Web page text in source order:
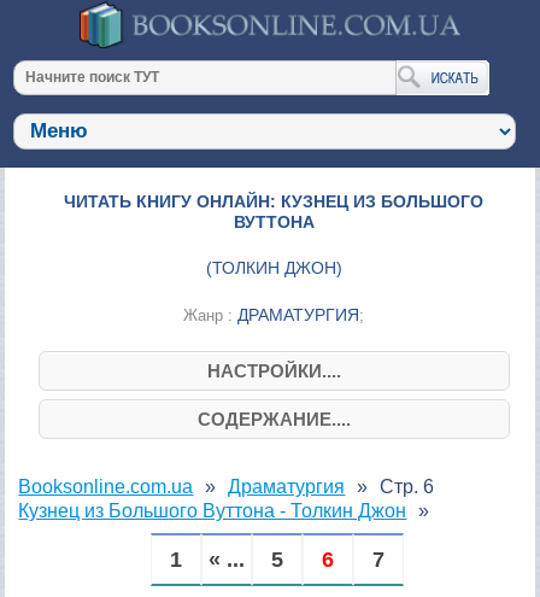
ЧИТАТЬ КНИГУ ОНЛАЙН: КУЗНЕЦ ИЗ БОЛЬШОГО
ВУТТОНА
(ТОЛКИН ДЖОН)
Жанр : ДРАМАТУРГИЯ;
НАСТРОЙКИ....
СОДЕРЖАНИЕ....
Booksonline.com.ua
Драматургия
Кузнец из Большого Вуттона - Толкин Джон
Стр. 6
1 « ... 5 6 7